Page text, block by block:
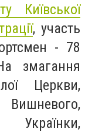
Київської
, участь
- 78
змагання
Церкви,
Українки,